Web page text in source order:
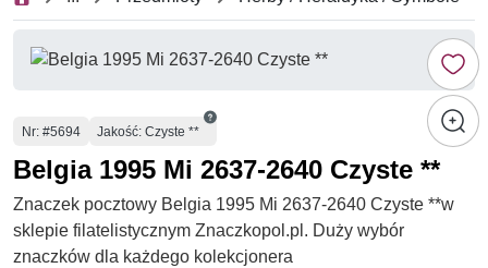
Numer
Nr: #5694 Jakość: Czyste **
Belgia 1995 Mi 2637-2640 Czyste **
Znaczek pocztowy Belgia 1995 Mi 2637-2640 Czyste **w
sklepie filatelistycznym Znaczkopol.pl. Duży wybór
znaczków dla każdego kolekcjonera